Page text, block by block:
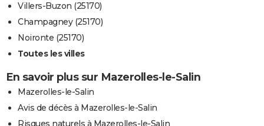
Villers-Buzon (25170)
Champagney (25170)
Noironte (25170)
Toutes les villes
En savoir plus sur Mazerolles-le-Salin
Mazerolles-le-Salin
Avis de décès à Mazerolles-le-Salin
Risques naturels à Mazerolles-le-Salin